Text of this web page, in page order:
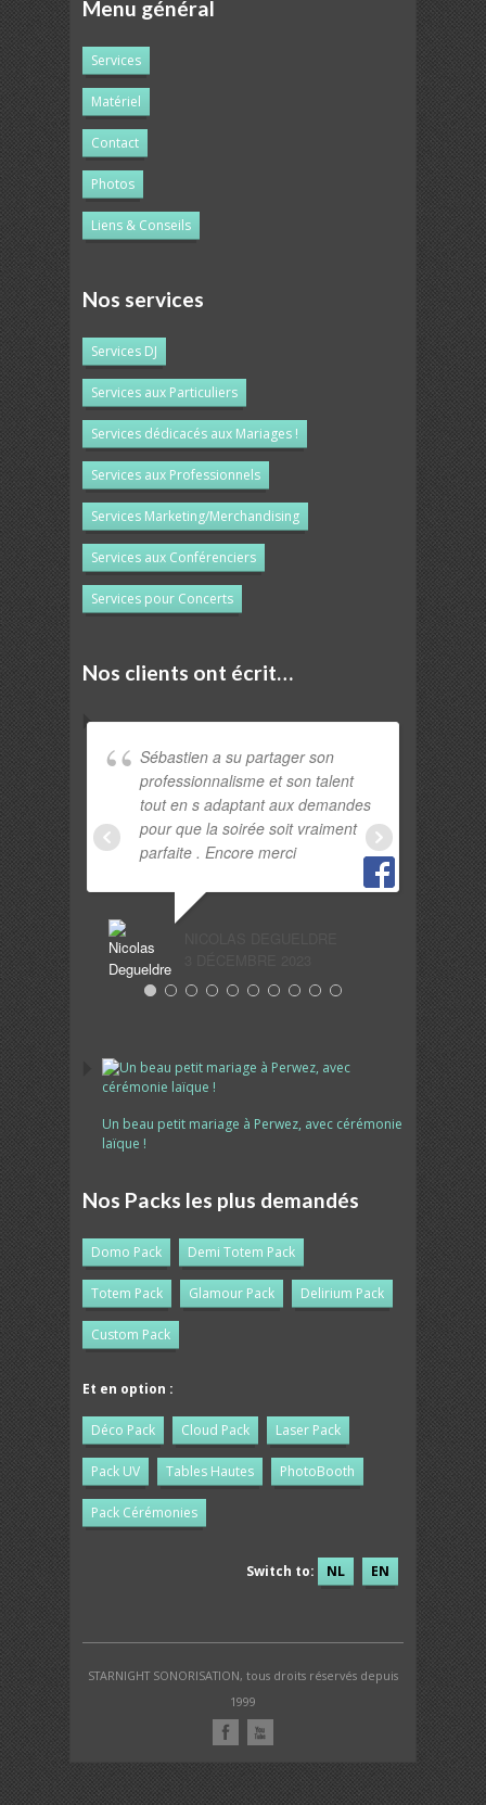
Menu général
Services
Matériel
Contact
Photos
Liens & Conseils
Nos services
Services DJ
Services aux Particuliers
Services dédicacés aux Mariages !
Services aux Professionnels
Services Marketing/Merchandising
Services aux Conférenciers
Services pour Concerts
Nos clients ont écrit…
Sébastien a su partager son
professionnalisme et son talent
tout en s adaptant aux demandes
pour que la soirée soit vraiment
parfaite . Encore merci
HEIDI
25
Un beau petit mariage à Perwez, avec cérémonie
laïque !
Nos Packs les plus demandés
Domo Pack Demi Totem Pack
Totem Pack Glamour Pack Delirium Pack
Custom Pack
Et en option :
Déco Pack Cloud Pack Laser Pack
Pack UV Tables Hautes PhotoBooth
Pack Cérémonies
Switch to: NL EN
STARNIGHT SONORISATION, tous droits réservés depuis
1999